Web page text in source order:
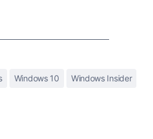
Windows 10 Windows Insider